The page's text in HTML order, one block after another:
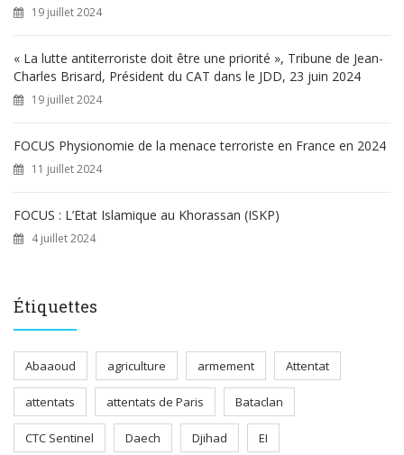
19 juillet 2024
« La lutte antiterroriste doit être une priorité », Tribune de Jean-
Charles Brisard, Président du CAT dans le JDD, 23 juin 2024
19 juillet 2024
FOCUS Physionomie de la menace terroriste en France en 2024
11 juillet 2024
FOCUS : L’Etat Islamique au Khorassan (ISKP)
4 juillet 2024
Étiquettes
Abaaoud agriculture armement Attentat
attentats attentats de Paris Bataclan
CTC Sentinel Daech Djihad EI